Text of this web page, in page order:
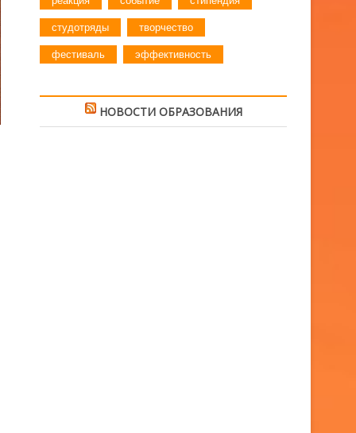
студотряды творчество
фестиваль эффективность
НОВОСТИ ОБРАЗОВАНИЯ